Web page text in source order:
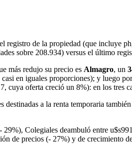
registro de la propiedad (que incluye
sobre 208.934) versus el último
más redujo su precio es Almagro, un
en iguales proporciones); y luego
cuya oferta creció un 8%): en los tres
a la renta temporaria
Colegiales deambuló entre
de precios (- 27%) y de crecimiento